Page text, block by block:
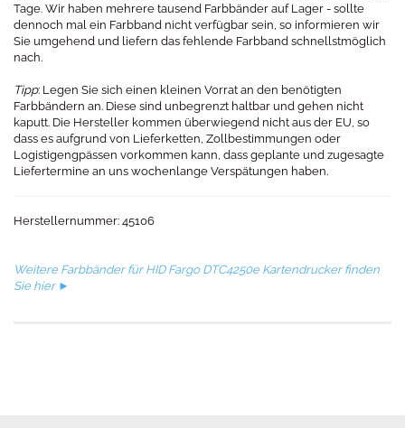
Tage. Wir haben mehrere tausend Farbbänder auf Lager - sollte
dennoch mal ein Farbband nicht verfügbar sein, so informieren wir
Sie umgehend und liefern das fehlende Farbband schnellstmöglich
nach.
Tipp: Legen Sie sich einen kleinen Vorrat an den benötigten
Farbbändern an. Diese sind unbegrenzt haltbar und gehen nicht
kaputt. Die Hersteller kommen überwiegend nicht aus der EU, so
dass es aufgrund von Lieferketten, Zollbestimmungen oder
Logistigengpässen vorkommen kann, dass geplante und zugesagte
Liefertermine an uns wochenlange Verspätungen haben.
Herstellernummer: 45106
Weitere Farbbänder für HID Fargo DTC4250e Kartendrucker finden
Sie hier ►